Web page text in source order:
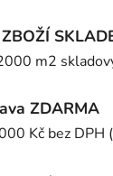
m2
ZDARMA
Kč bez DPH